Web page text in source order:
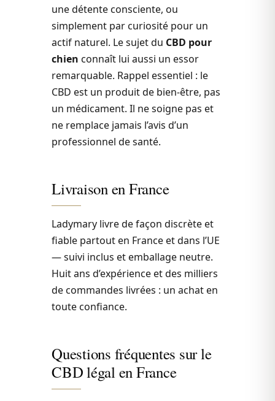
une détente consciente, ou
simplement par curiosité pour un
actif naturel. Le sujet du CBD pour
chien connaît lui aussi un essor
remarquable. Rappel essentiel : le
CBD est un produit de bien-être, pas
un médicament. Il ne soigne pas et
ne remplace jamais l’avis d’un
professionnel de santé.
Livraison en France
Ladymary livre de façon discrète et
fiable partout en France et dans l’UE
— suivi inclus et emballage neutre.
Huit ans d’expérience et des milliers
de commandes livrées : un achat en
toute confiance.
Questions fréquentes sur le
CBD légal en France